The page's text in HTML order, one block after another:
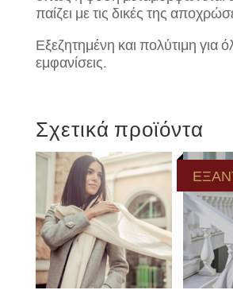
παίζει με τις δικές της
Εξεζητημένη και πολύτιμη για
εμφανίσεις.
Σχετικά προϊόντα